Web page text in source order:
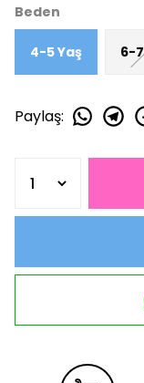
Beden
4-5 Yaş 6-
Paylaş: